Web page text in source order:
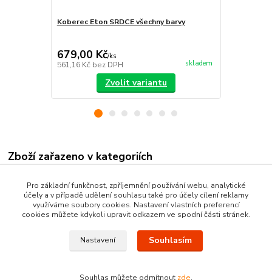
Koberec Eton SRDCE všechny barvy
679,00 Kč/ks
561,16 Kč bez DPH skladem
Zvolit variantu
Zboží zařazeno v kategoriích
Moderní kusové koberce
Pro základní funkčnost, zpříjemnění používání webu, analytické
účely a v případě udělení souhlasu také pro účely cílení reklamy
využíváme soubory cookies. Nastavení vlastních preferencí
cookies můžete kdykoli upravit odkazem ve spodní části stránek.
Nastavení Souhlasím
Souhlas můžete odmítnout zde.